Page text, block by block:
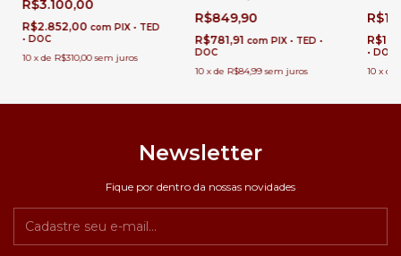
Inverno e Áreas Internas.
R$3.100,00
R$2.852,00 com PIX • TED
• DOC
10 xde R$310,00 sem juros
Áreas Internas e Externas.
R$849,90
R$781,91 com PIX • TED •
DOC
10 xde R$84,99 sem juros
• DOC
10 x de
Newsletter
Fique por dentro da nossas novidades